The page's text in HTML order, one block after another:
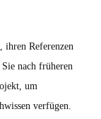
ihren Referenzen
nach früheren
um
verfügen.